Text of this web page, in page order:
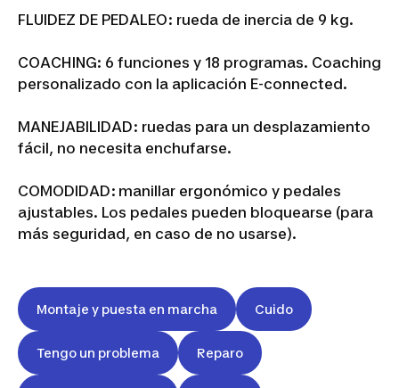
FLUIDEZ DE PEDALEO: rueda de inercia de 9 kg.
COACHING: 6 funciones y 18 programas. Coaching
personalizado con la aplicación E-connected.
MANEJABILIDAD: ruedas para un desplazamiento
fácil, no necesita enchufarse.
COMODIDAD: manillar ergonómico y pedales
ajustables. Los pedales pueden bloquearse (para
más seguridad, en caso de no usarse).
Montaje y puesta en marcha Cuido
Tengo un problema Reparo